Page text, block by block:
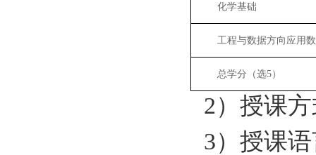
化学基础
工程与数据方向应用
总学分（选5）
2）授课
3）授课